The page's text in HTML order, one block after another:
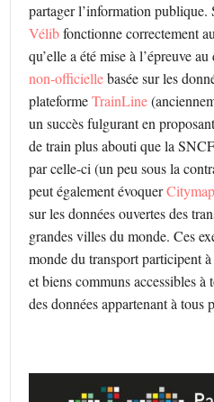
partager l’information
Vélibfonctionne correctement
qu’elle a été mise à l’épreuve
non-officiellebasée sur les
plateformeTrainLine
un succès fulgurant en
de train plus abouti que la
par celle-ci (un peu sous la
peut également évoquer
sur les données ouvertes des
grandes villes du monde. Ces
monde du transport participent
et biens communs accessibles
des données appartenant à tous